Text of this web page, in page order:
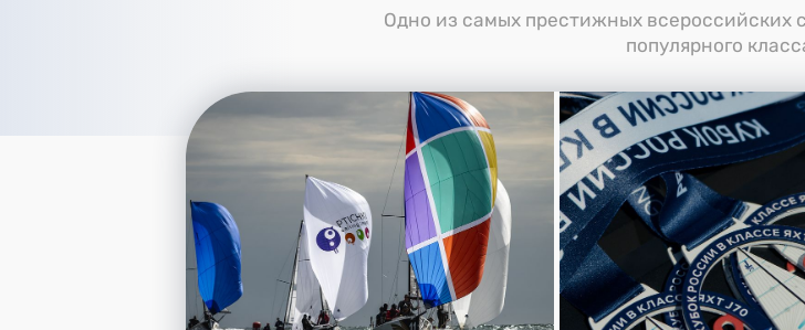
Одно из самых престижных всероссийских
популярного